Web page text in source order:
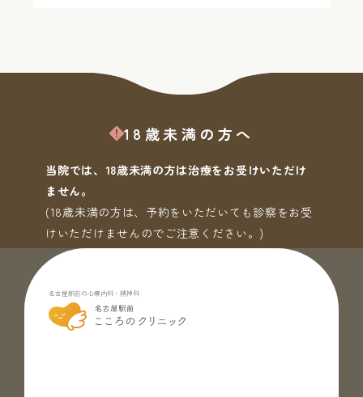
18歳未満の方へ
当院では、18歳未満の方は治療をお受けいただけ
ません。
(18歳未満の方は、予約をいただいても診察をお受
けいただけませんのでご注意ください。)
名古屋駅前の心療内科・精神科